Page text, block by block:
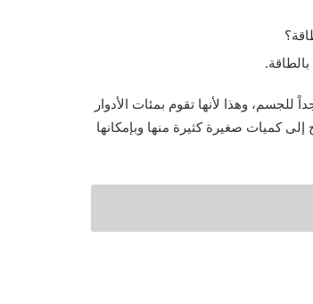
للجسم، وهذا لأنها تقوم بمئات الأدوار
كميات صغيرة كثيرة منها وبإمكانها